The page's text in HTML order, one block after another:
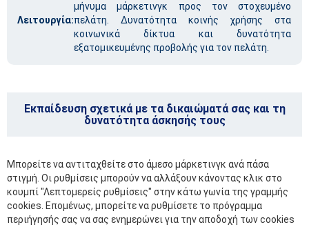
Λειτουργία:
μήνυμα μάρκετινγκ προς τον στοχευμένο
πελάτη. Δυνατότητα κοινής χρήσης στα
κοινωνικά δίκτυα και δυνατότητα
εξατομικευμένης προβολής για τον πελάτη.
Εκπαίδευση σχετικά με τα δικαιώματά σας και τη
δυνατότητα άσκησής τους
Μπορείτε να αντιταχθείτε στο άμεσο μάρκετινγκ ανά πάσα
στιγμή. Οι ρυθμίσεις μπορούν να αλλάξουν κάνοντας κλικ στο
κουμπί "Λεπτομερείς ρυθμίσεις" στην κάτω γωνία της γραμμής
cookies. Επομένως, μπορείτε να ρυθμίσετε το πρόγραμμα
περιήγησής σας να σας ενημερώνει για την αποδοχή των cookies